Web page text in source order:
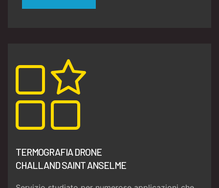
TERMOGRAFIA DRONE
CHALLAND SAINT ANSELME